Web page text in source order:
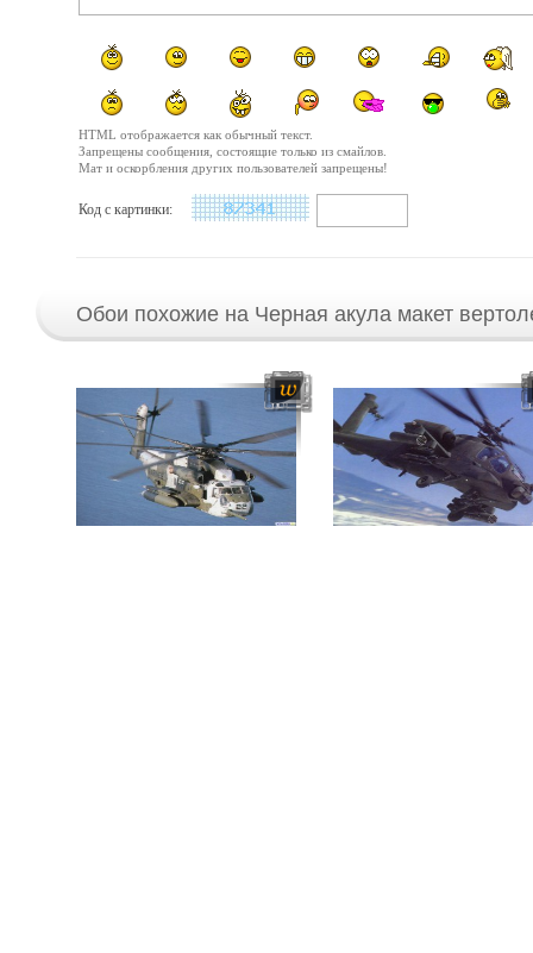
HTML отображается как обычный текст.
Запрещены сообщения, состоящие только из смайлов.
Мат и оскорбления других пользователей запрещены!
Код с картинки:
Обои похожие на Черная акула макет